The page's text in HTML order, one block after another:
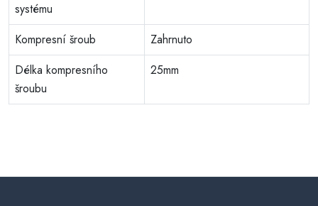
systému
Kompresní šroub
Zahrnuto
Délka kompresního
šroubu
25mm